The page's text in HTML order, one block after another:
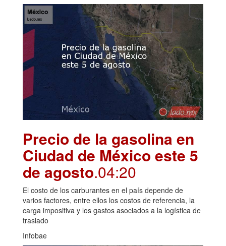
Precio de la gasolina en
Ciudad de México este 5
de agosto.04:20
El costo de los carburantes en el país depende de
varios factores, entre ellos los costos de referencia, la
carga impositiva y los gastos asociados a la logística de
traslado
Infobae